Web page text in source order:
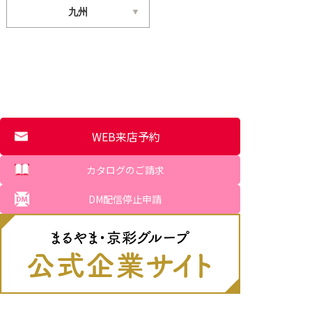
九州
WEB来店予約
カタログのご請求
DM配信停止申請